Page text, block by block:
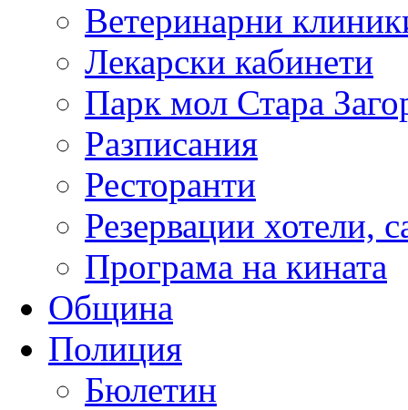
Ветеринарни
Лекарски кабинети
Парк мол Стара
Разписания
Ресторанти
Резервации хотели,
Програма на кината
Община
Полиция
Бюлетин